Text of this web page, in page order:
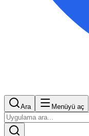
Ara Menüyü aç